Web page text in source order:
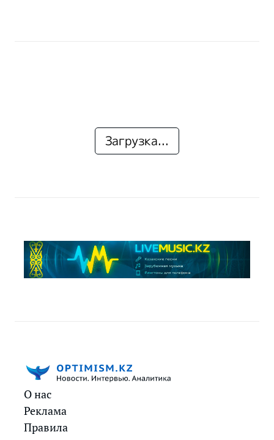
Загрузка...
О нас
Реклама
Правила